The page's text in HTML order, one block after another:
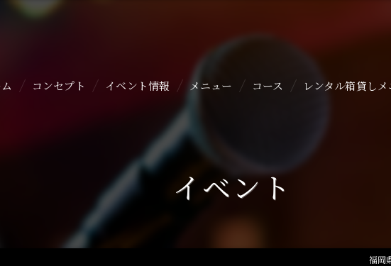
コンセプト イベント情報 メニュー コース レンタル箱貸し
イベント
福岡